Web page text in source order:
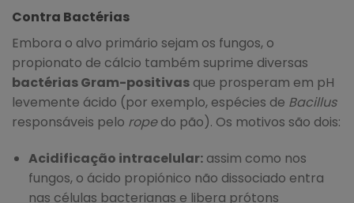
Contra Bactérias
Embora o alvo primário sejam os fungos, o
propionato de cálcio também suprime diversas
bactérias Gram-positivas que prosperam em pH
levemente ácido (por exemplo, espécies de Bacillus
responsáveis pelo ropedo pão). Os motivos são dois:
Acidificação intracelular:assim como nos
fungos, o ácido propiónico não dissociado entra
nas células bacterianas e libera prótons